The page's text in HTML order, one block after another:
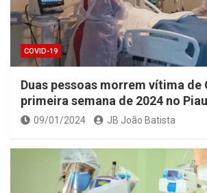
COVID-19
Duas pessoas morrem vítima de
primeira semana de 2024 no
09/01/2024 JB João Batista